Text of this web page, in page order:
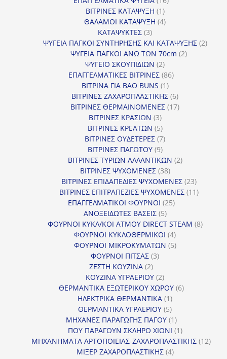
ΒΙΤΡΙΝΕΣ ΚΑΤΑΨΥΞΗ 11
προϊόν
ΘΑΛΑΜΟΙ ΚΑΤΑΨΥΞΗ 44
ΚΑΤΑΨΥΚΤΕΣ 33
προϊόντα
ΨΥΓΕΙΑ ΠΑΓΚΟΙ ΣΥΝΤΗΡΗΣΗΣ ΚΑΙ ΚΑΤΑΨΥΞΗΣ 22
ΨΥΓΕΙΑ ΠΑΓΚΟΙ ΑΝΩ ΤΩΝ 70cm 22
ΨΥΓΕΙΟ ΣΚΟΥΠΙΔΙΩΝ 22
προϊόντα
ΕΠΑΓΓΕΛΜΑΤΙΚΕΣ ΒΙΤΡΙΝΕΣ 8686
ΒΙΤΡΙΝΑ ΓΙΑ BAO BUNS 11
προϊόν
ΒΙΤΡΙΝΕΣ ΖΑΧΑΡΟΠΛΑΣΤΙΚΗΣ 66
προϊόντα
ΒΙΤΡΙΝΕΣ ΘΕΡΜΑΙΝΟΜΕΝΕΣ 1717
ΒΙΤΡΙΝΕΣ ΚΡΑΣΙΩΝ 33
προϊόντα
ΒΙΤΡΙΝΕΣ ΚΡΕΑΤΩΝ 55
προϊόντα
ΒΙΤΡΙΝΕΣ ΟΥΔΕΤΕΡΕΣ 77
ΒΙΤΡΙΝΕΣ ΠΑΓΩΤΟΥ 99
προϊόντα
ΒΙΤΡΙΝΕΣ ΤΥΡΙΩΝ ΑΛΛΑΝΤΙΚΩΝ 22
ΒΙΤΡΙΝΕΣ ΨΥΧΟΜΕΝΕΣ 3838
προϊόντα
ΒΙΤΡΙΝΕΣ ΕΠΙΔΑΠΕΔΙΕΣ ΨΥΧΟΜΕΝΕΣ 2323
προϊόντα
ΒΙΤΡΙΝΕΣ ΕΠΙΤΡΑΠΕΖΙΕΣ ΨΥΧΟΜΕΝΕΣ 1111
ΕΠΑΓΓΕΛΜΑΤΙΚΟΙ ΦΟΥΡΝΟΙ 2525
ΑΝΟΞΕΙΔΩΤΕΣ ΒΑΣΕΙΣ 55
προϊόντα
ΦΟΥΡΝΟΙ ΚΥΚΛ/ΚΟΙ ΑΤΜΟΥ DIRECT STEAM 88
ΦΟΥΡΝΟΙ ΚΥΚΛΟΘΕΡΜΙΚΟΙ 44
προϊόντα
ΦΟΥΡΝΟΙ ΜΙΚΡΟΚΥΜΑΤΩΝ 55
ΦΟΥΡΝΟΙ ΠΙΤΣΑΣ 33
ΖΕΣΤΗ ΚΟΥΖΙΝΑ 22
προϊόντα
ΚΟΥΖΙΝΑ ΥΓΡΑΕΡΙΟΥ 22
προϊόντα
ΘΕΡΜΑΝΤΙΚΑ ΕΞΩΤΕΡΙΚΟΥ ΧΩΡΟΥ 66
ΗΛΕΚΤΡΙΚΑ ΘΕΡΜΑΝΤΙΚΑ 11
προϊόν
ΘΕΡΜΑΝΤΙΚΑ ΥΓΡΑΕΡΙΟΥ 55
προϊόντα
ΜΗΧΑΝΕΣ ΠΑΡΑΓΩΓΗΣ ΠΑΓΟΥ 11
προϊόν
ΠΟΥ ΠΑΡΑΓΟΥΝ ΣΚΛΗΡΟ ΧΙΟΝΙ 11
προϊόν
ΜΗΧΑΝΗΜΑΤΑ ΑΡΤΟΠΟΙΕΙΑΣ-ΖΑΧΑΡΟΠΛΑΣΤΙΚΗΣ 1212
ΜΙΞΕΡ ΖΑΧΑΡΟΠΛΑΣΤΙΚΗΣ 44